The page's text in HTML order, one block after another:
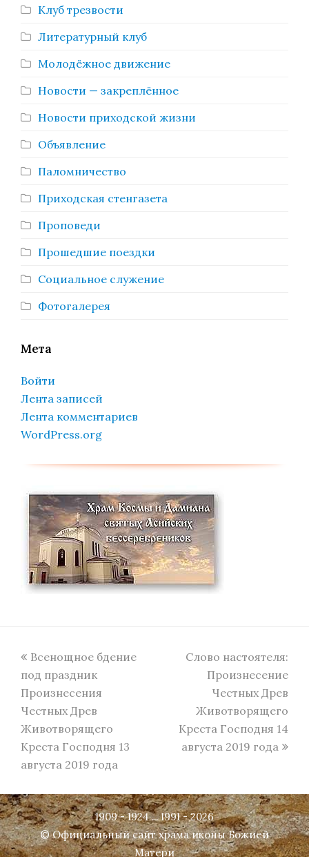
Клуб трезвости
Литературный клуб
Молодёжное движение
Новости — закреплённое
Новости приходской жизни
Объявление
Паломничество
Приходская стенгазета
Проповеди
Прошедшие поездки
Социальное служение
Фотогалерея
Мета
Войти
Лента записей
Лента комментариев
WordPress.org
previous
post:
Всенощное бдение
под праздник
Произнесения
Честных Древ
Животворящего
Креста Господня 13
августа 2019 года
next
post:
Слово настоятеля:
Произнесение
Честных Древ
Животворящего
Креста Господня 14
августа 2019 года
1909 - 1924 ... 1991 - 2026
© Официальный сайт храма иконы Божией
Матери